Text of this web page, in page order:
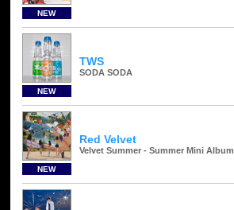
NEW
NEW
TWS
SODA SODA
NEW
Red Velvet
Velvet Summer - Summer Mini Album